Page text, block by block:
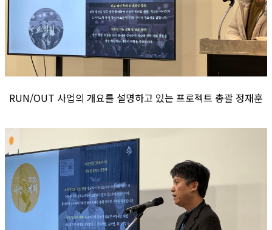
RUN/OUT 사업의 개요를 설명하고 있는 프로젝트 총괄 정재훈